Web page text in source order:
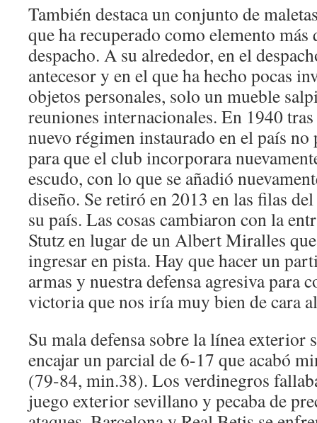
También destaca un conjunto de
que ha recuperado como elemento más
despacho. A su alrededor, en el
antecesor y en el que ha hecho pocas
objetos personales, solo un mueble
reuniones internacionales. En 1940
nuevo régimen instaurado en el país
para que el club incorporara
escudo, con lo que se añadió
diseño. Se retiró en 2013 en las filas
su país. Las cosas cambiaron con la
Stutz en lugar de un Albert Miralles
ingresar en pista. Hay que hacer un
armas y nuestra defensa agresiva para
victoria que nos iría muy bien de cara
Su mala defensa sobre la línea exterior
encajar un parcial de 6-17 que acabó
(79-84, min.38). Los verdinegros
juego exterior sevillano y pecaba de